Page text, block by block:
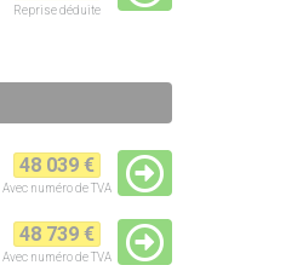
Reprisedéduite
48 039 €
Avec numéro de TVA
48 739 €
Avec numéro de TVA